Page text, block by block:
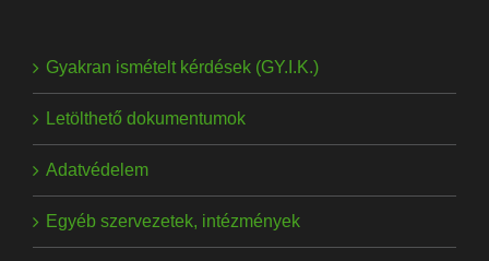
Gyakran ismételt kérdések (GY.I.K.)
Letölthető dokumentumok
Adatvédelem
Egyéb szervezetek, intézmények